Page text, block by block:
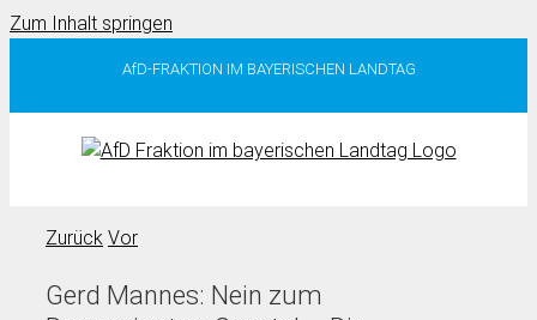
Zum Inhalt springen
AfD-FRAKTION IM BAYERISCHEN LANDTAG
Zurück Vor
Gerd Mannes: Nein zum